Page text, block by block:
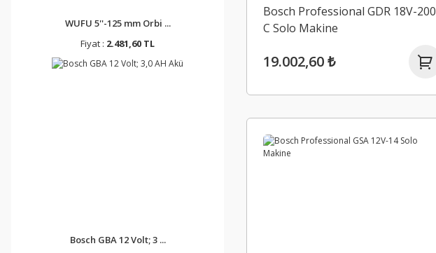
WUFU 5''-125 mm Orbi ...
Fiyat : 2.481,60 TL
Bosch GBA 12 Volt; 3 ...
Bosch Professional GDR 18V-200
C Solo Makine
19.002,60 ₺